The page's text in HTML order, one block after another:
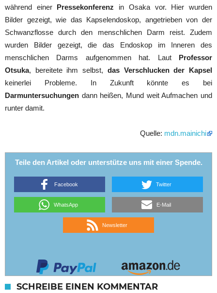
während einer Pressekonferenz in Osaka vor. Hier wurden
Bilder gezeigt, wie das Kapselendoskop, angetrieben von der
Schwanzflosse durch den menschlichen Darm reist. Zudem
wurden Bilder gezeigt, die das Endoskop im Inneren des
menschlichen Darms aufgenommen hat. Laut Professor
Otsuka, bereitete ihm selbst, das Verschlucken der Kapsel
keinerlei Probleme. In Zukunft könnte es bei
Darmuntersuchungen dann heißen, Mund weit Aufmachen und
runter damit.
Quelle: mdn.mainichi
Teile den Artikel oder unterstütze uns mit einer Spende.
Facebook Twitter
WhatsApp E-Mail
Newsletter
SCHREIBE EINEN KOMMENTAR